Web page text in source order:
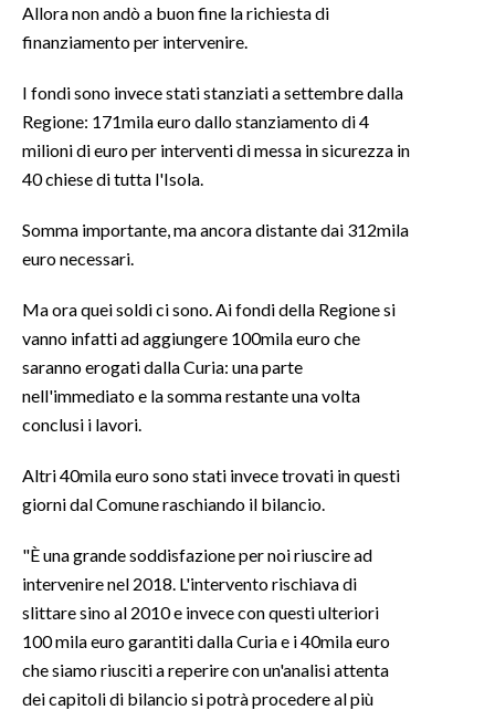
SARDEGNA TURISMO
SARDI NEL MONDO
NOTIZIE
INFO AZIENDE
NECROLOGI
PUBBLICITÀ
SPIAGGE
STORE
Allora non andò a buon fine la richiesta di
finanziamento per intervenire.
I fondi sono invece stati stanziati a settembre dalla
Regione: 171mila euro dallo stanziamento di 4
milioni di euro per interventi di messa in sicurezza in
40 chiese di tutta l'Isola.
Somma importante, ma ancora distante dai 312mila
euro necessari.
Ma ora quei soldi ci sono. Ai fondi della Regione si
vanno infatti ad aggiungere 100mila euro che
saranno erogati dalla Curia: una parte
nell'immediato e la somma restante una volta
conclusi i lavori.
Altri 40mila euro sono stati invece trovati in questi
giorni dal Comune raschiando il bilancio.
"È una grande soddisfazione per noi riuscire ad
intervenire nel 2018. L'intervento rischiava di
slittare sino al 2010 e invece con questi ulteriori
100 mila euro garantiti dalla Curia e i 40mila euro
che siamo riusciti a reperire con un'analisi attenta
dei capitoli di bilancio si potrà procedere al più